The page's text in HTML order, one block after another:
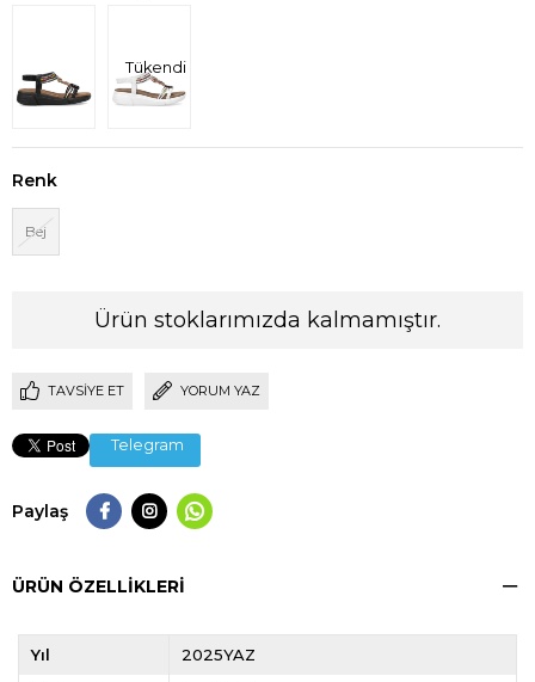
Tükendi
Renk
Bej
Ürün stoklarımızda kalmamıştır.
TAVSIYE ET YORUM YAZ
Telegram
Paylaş
ÜRÜN ÖZELLIKLERI
Yıl 2025YAZ